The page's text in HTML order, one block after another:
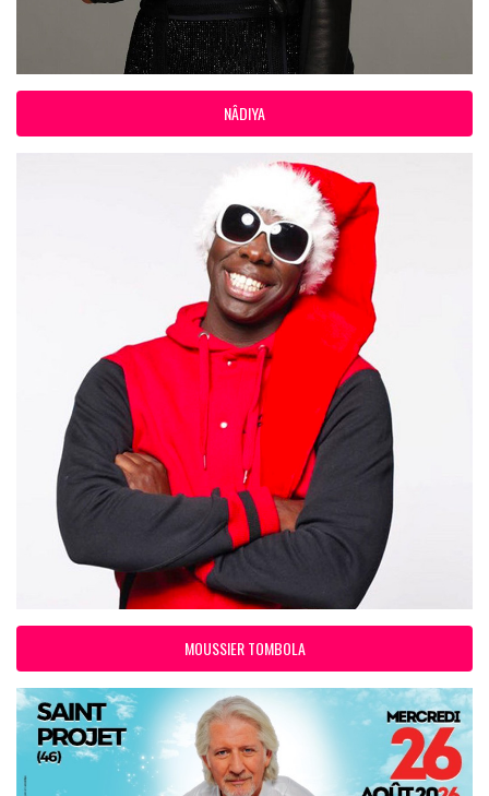
NÂDIYA
MOUSSIER TOMBOLA